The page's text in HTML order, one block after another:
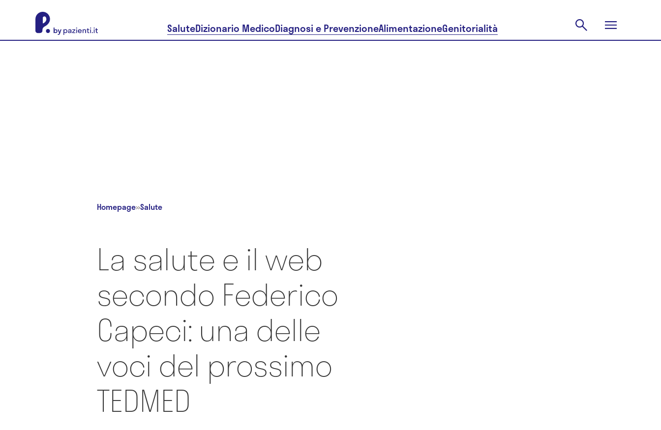
SaluteDizionario MedicoDiagnosi e PrevenzioneAlimentazioneGenitorialità
Homepage»Salute
La salute e il web
secondo Federico
Capeci: una delle
voci del prossimo
TEDMED